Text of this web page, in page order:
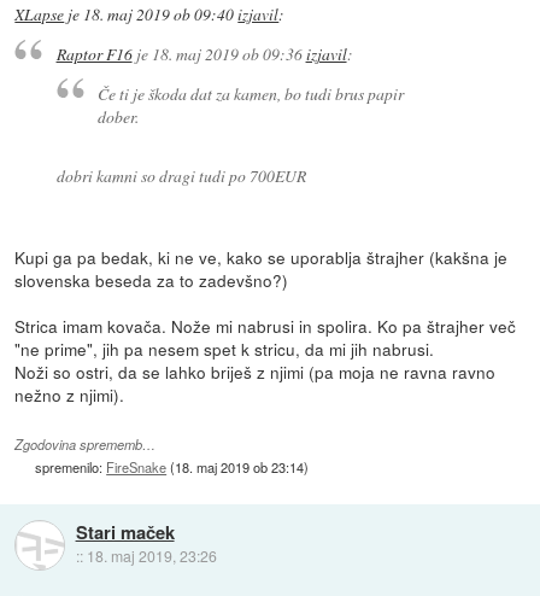
XLapse je 18. maj 2019 ob 09:40izjavil:
Raptor F16je 18. maj 2019 ob 09:36izjavil:
Če ti je škoda dat za kamen, bo tudi brus papir
dober.
dobri kamni so dragi tudi po 700EUR
Kupi ga pa bedak, ki ne ve, kako se uporablja štrajher (kakšna je
slovenska beseda za to zadevšno?)
Strica imam kovača. Nože mi nabrusi in spolira. Ko pa štrajher več
"ne prime", jih pa nesem spet k stricu, da mi jih nabrusi.
Noži so ostri, da se lahko briješ z njimi (pa moja ne ravna ravno
nežno z njimi).
Zgodovina sprememb…
spremenilo: FireSnake(18. maj 2019 ob 23:14)
Stari maček
:: 18. maj 2019, 23:26